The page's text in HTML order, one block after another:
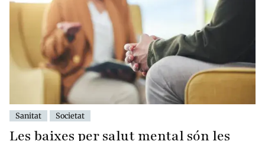
Sanitat Societat
Les baixes per salut mental són les